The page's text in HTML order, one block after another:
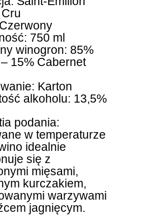
750 ml
winogron: 85%
15% Cabernet
Karton
alkoholu: 13,5%
podania:
w temperaturze
idealnie
się z
mięsami,
kurczakiem,
warzywami
jagnięcym.